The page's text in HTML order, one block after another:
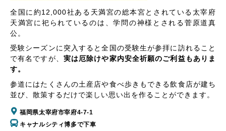
全国に約12,000社ある天満宮の総本宮とされている太宰府
天満宮に祀られているのは、学問の神様とされる菅原道真
公。
受験シーズンに突入すると全国の受験生が参拝に訪れること
で有名ですが、 実は厄除けや家内安全祈願のご利益もありま
す。
参道にはたくさんの土産店や食べ歩きもできる飲食店が建ち
並び、散策するだけで楽しい思い出を作ることができます。
福岡県太宰府市宰府4-7-1
キャナルシティ博多で下車